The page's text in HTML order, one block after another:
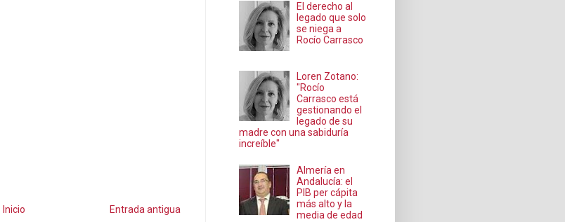
Entrada antigua
Inicio
El derecho al
legado que solo
se niega a
Rocío Carrasco
Loren Zotano:
"Rocío
Carrasco está
gestionando el
legado de su
madre con una sabiduría
increíble"
Almería en
Andalucía: el
PIB per cápita
más alto y la
media de edad